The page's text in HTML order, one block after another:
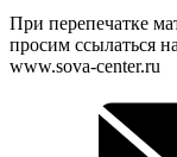
При перепечатке
просим ссылаться
www.sova-center.ru